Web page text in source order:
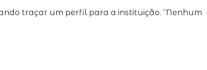
traçar um perfil para a instituição. “Nenhum